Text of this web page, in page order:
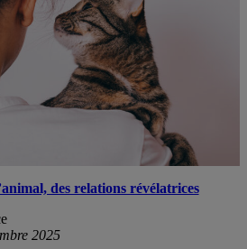
des relations révélatrices
2025